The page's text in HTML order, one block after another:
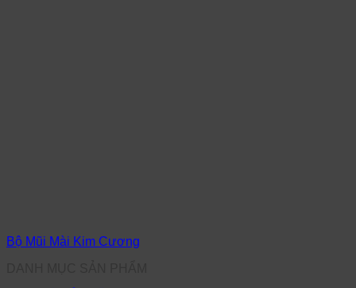
Bộ Mũi Mài Kim Cương